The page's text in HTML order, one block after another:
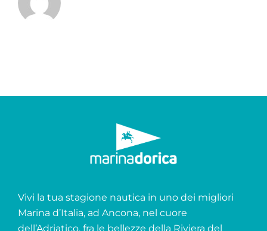
Vivi la tua stagione nautica in uno dei migliori
Marina d’Italia, ad Ancona, nel cuore
dell’Adriatico, fra le bellezze della Riviera del